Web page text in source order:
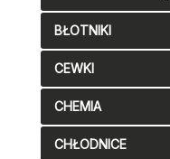
BŁOTNIKI
CEWKI
CHEMIA
CHŁODNICE